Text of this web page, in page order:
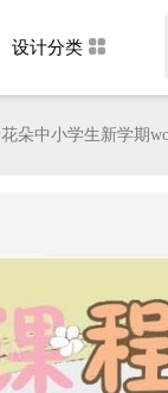
设计分类
朵中小学生新学期